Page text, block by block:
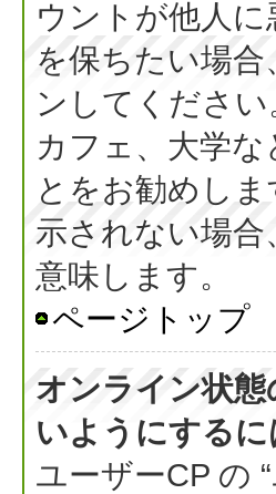
ウントが他人
を保ちたい場
ンしてくださ
カフェ、大学
とをお勧めし
示されない場
意味します。
ページトップ
オンライン状
いようにするに
ユーザーCP の